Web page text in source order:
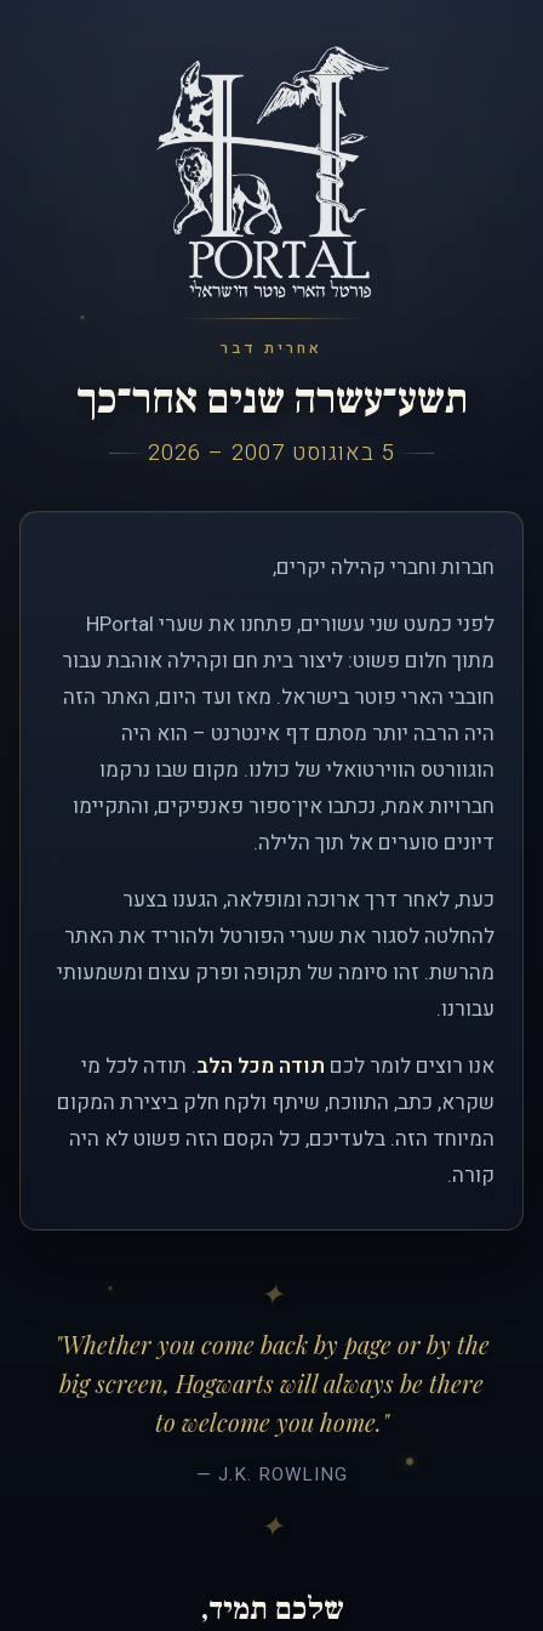
אחרית דבר
תשע־עשרה שנים אחר־כך
5 באוגוסט 2007 – 2026
חברות וחברי קהילה יקרים,
לפני כמעט שני עשורים, פתחנו את שערי HPortal
מתוך חלום פשוט: ליצור בית חם וקהילה אוהבת עבור
חובבי הארי פוטר בישראל. מאז ועד היום, האתר הזה
היה הרבה יותר מסתם דף אינטרנט – הוא היה
הוגוורטס הווירטואלי של כולנו. מקום שבו נרקמו
חברויות אמת, נכתבו אין־ספור פאנפיקים, והתקיימו
דיונים סוערים אל תוך הלילה.
כעת, לאחר דרך ארוכה ומופלאה, הגענו בצער
להחלטה לסגור את שערי הפורטל ולהוריד את האתר
מהרשת. זהו סיומה של תקופה ופרק עצום ומשמעותי
עבורנו.
אנו רוצים לומר לכם תודה מכל הלב. תודה לכל מי
שקרא, כתב, התווכח, שיתף ולקח חלק ביצירת המקום
המיוחד הזה. בלעדיכם, כל הקסם הזה פשוט לא היה
קורה.
"Whether you come back by page or by the
big screen, Hogwarts will always be there
to welcome you home."
— J.K. ROWLING
שלכם תמיד,